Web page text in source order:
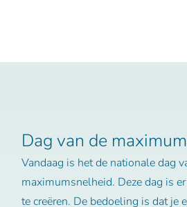
Dag van de
Vandaag is het de nationale dag
maximumsnelheid. Deze dag is
te creëren. De bedoeling is dat je